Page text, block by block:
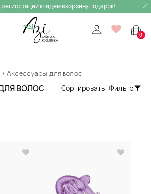
кладём в корзину подарок!
0
Аксессуары для волос
ВОЛОС Сортировать Фильтр